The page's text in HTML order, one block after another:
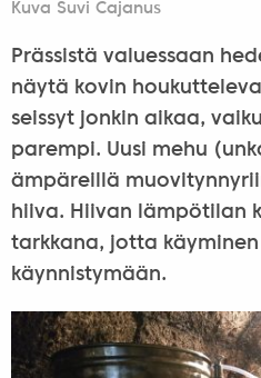
Kuva Suvi Cajanus
Prässistä valuessaan
näytä kovin
seissyt jonkin aikaa,
parempi. Uusi mehu
ämpäreillä
hiiva. Hiivan lämpötilan
tarkkana, jotta
käynnistymään.